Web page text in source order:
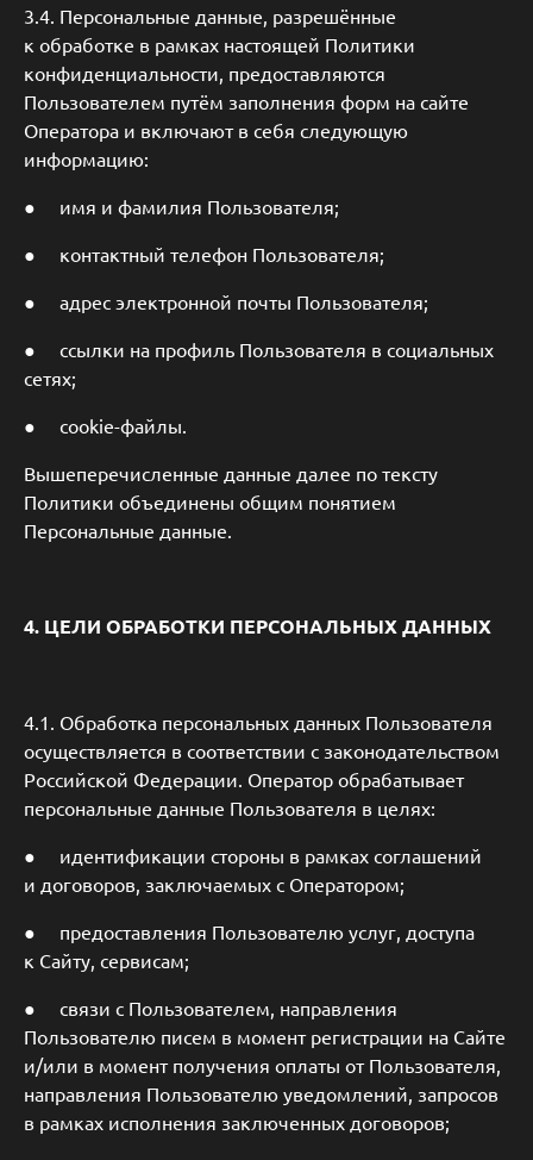
3.4. Персональные данные, разрешённые
к обработке в рамках настоящей Политики
конфиденциальности, предоставляются
Пользователем путём заполнения форм на сайте
Оператора и включают в себя следующую
информацию:
● имя и фамилия Пользователя;
● контактный телефон Пользователя;
● адрес электронной почты Пользователя;
● ссылки на профиль Пользователя в социальных
сетях;
● cookie-файлы.
Вышеперечисленные данные далее по тексту
Политики объединены общим понятием
Персональные данные.
4. ЦЕЛИ ОБРАБОТКИ ПЕРСОНАЛЬНЫХ ДАННЫХ
4.1. Обработка персональных данных Пользователя
осуществляется в соответствии с законодательством
Российской Федерации. Оператор обрабатывает
персональные данные Пользователя в целях:
● идентификации стороны в рамках соглашений
и договоров, заключаемых с Оператором;
● предоставления Пользователю услуг, доступа
к Сайту, сервисам;
● связи с Пользователем, направления
Пользователю писем в момент регистрации на Сайте
и/или в момент получения оплаты от Пользователя,
направления Пользователю уведомлений, запросов
в рамках исполнения заключенных договоров;